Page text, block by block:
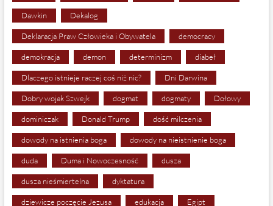
Dawkin Dekalog
Deklaracja Praw Człowieka i Obywatela democracy
demokracja demon determinizm diabeł
Dlaczego istnieje raczej coś niż nic? Dni Darwina
Dobry wojak Szwejk dogmat dogmaty Dołowy
dominiczak Donald Trump dość milczenia
dowody na istnienia boga dowody na nieistnienie boga
duda Duma i Nowoczesność dusza
dusza nieśmiertelna dyktatura
dziewicze poczęcie Jezusa edukacja Egipt